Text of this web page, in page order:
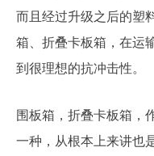
而且经过升级之后的塑
箱、折叠卡板箱，在运
到很理想的抗冲击性。
围板箱，折叠卡板箱，
一种，从根本上来讲也